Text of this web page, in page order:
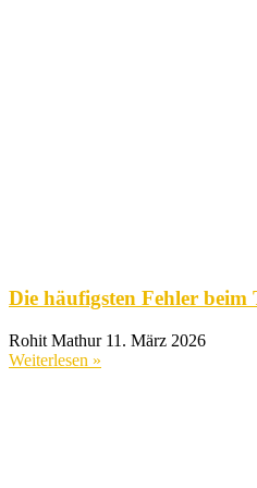
Die häufigsten Fehler
Rohit Mathur 11. März 2026
Weiterlesen »